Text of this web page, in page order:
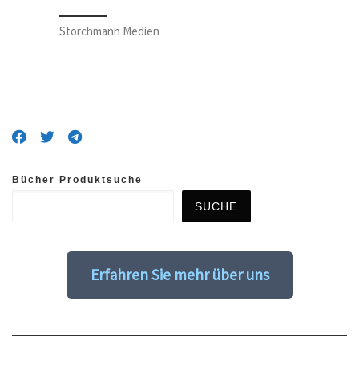
Storchmann Medien
Bücher Produktsuche
SUCHE
Erfahren Sie mehr über uns